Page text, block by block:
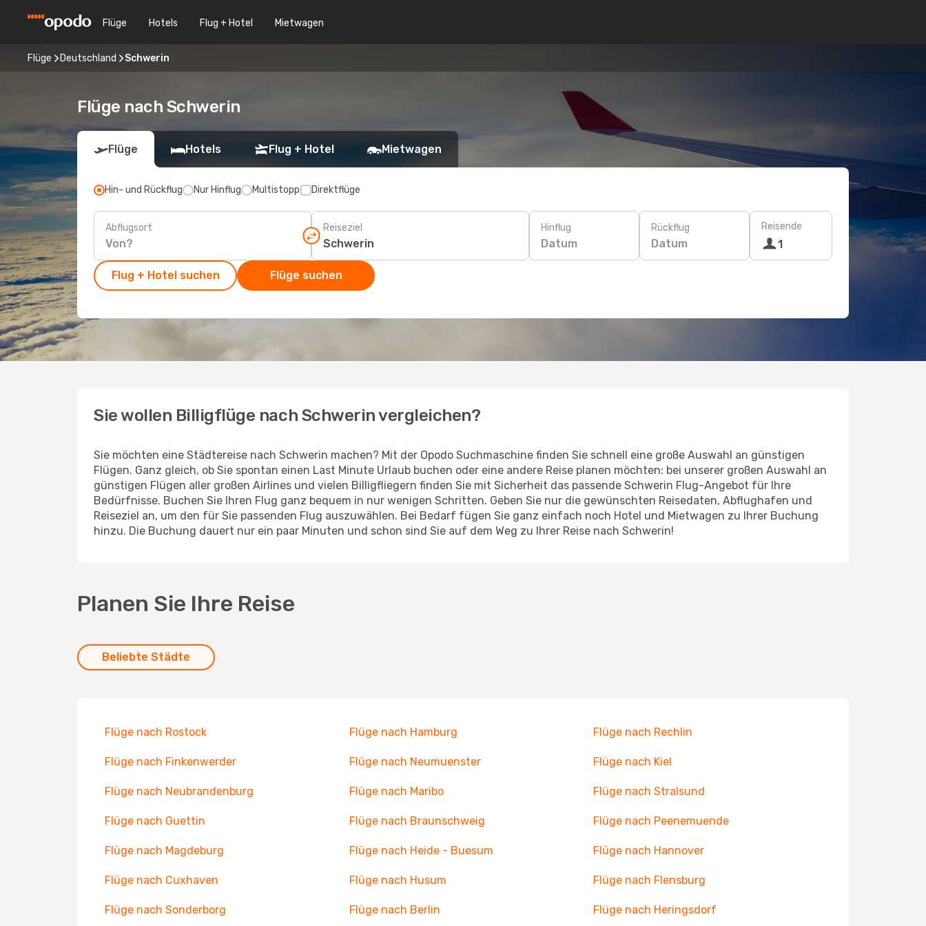
Flüge Hotels Flug + Hotel Mietwagen
Flüge Deutschland Schwerin
Flüge nach Schwerin
Flüge Hotels Flug + Hotel Mietwagen
Hin- und Rückflug Nur Hinflug Multistopp Direktflüge
Abflugsort Reiseziel Hinflug
Datum
Rückflug
Datum
Reisende
1
Flug + Hotel suchen Flüge suchen
Sie wollen Billigflüge nach Schwerin vergleichen?
Sie möchten eine Städtereise nach Schwerin machen? Mit der Opodo Suchmaschine finden Sie schnell eine große Auswahl an günstigen
Flügen. Ganz gleich, ob Sie spontan einen Last Minute Urlaub buchen oder eine andere Reise planen möchten: bei unserer großen Auswahl an
günstigen Flügen aller großen Airlines und vielen Billigfliegern finden Sie mit Sicherheit das passende Schwerin Flug-Angebot für Ihre
Bedürfnisse. Buchen Sie Ihren Flug ganz bequem in nur wenigen Schritten. Geben Sie nur die gewünschten Reisedaten, Abflughafen und
Reiseziel an, um den für Sie passenden Flug auszuwählen. Bei Bedarf fügen Sie ganz einfach noch Hotel und Mietwagen zu Ihrer Buchung
hinzu. Die Buchung dauert nur ein paar Minuten und schon sind Sie auf dem Weg zu Ihrer Reise nach Schwerin!
Planen Sie Ihre Reise
Beliebte Städte
Flüge nach Rostock Flüge nach Hamburg Flüge nach Rechlin
Flüge nach Finkenwerder Flüge nach Neumuenster Flüge nach Kiel
Flüge nach Neubrandenburg Flüge nach Maribo Flüge nach Stralsund
Flüge nach Guettin Flüge nach Braunschweig Flüge nach Peenemuende
Flüge nach Magdeburg Flüge nach Heide - Buesum Flüge nach Hannover
Flüge nach Cuxhaven Flüge nach Husum Flüge nach Flensburg
Flüge nach Sonderborg Flüge nach Berlin Flüge nach Heringsdorf